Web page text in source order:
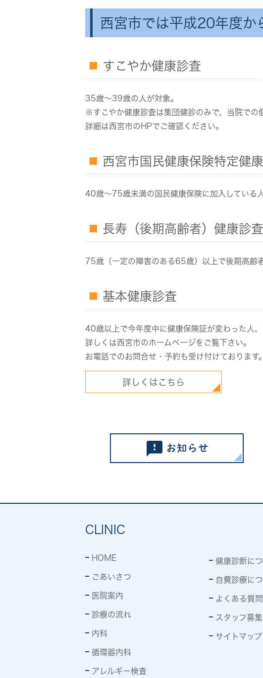
西宮市では平成20年度か
すこやか健康診査
35歳～39歳の人が対象。
※すこやか健康診査は集団健診のみで、当院での
詳細は西宮市のHPでご確認ください。
西宮市国民健康保険特定健
40歳～75歳未満の国民健康保険に加入している
長寿（後期高齢者）健康診査
75歳（一定の障害のある65歳）以上で後期高齢
基本健康診査
40歳以上で今年度中に健康保険証が変わった人
詳しくは西宮市のホームページをご覧下さい。
お電話でのお問合せ・予約も受け付けております。
詳しくはこちら
CLINIC
HOME
ごあいさつ
医院案内
診療の流れ
内科
循環器内科
アレルギー検査
健康診断に
自費診療に
よくある質問
スタッフ募集
サイトマップ